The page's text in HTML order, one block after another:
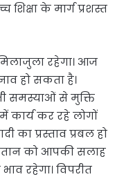
शिक्षा के मार्ग प्रशस्त
रहेगा। आज
हो सकता है।
समस्याओं से मुक्ति
कार्य कर रहे लोगों
का प्रस्ताव प्रबल हो
को आपकी सलाह
रहेगा। विपरीत